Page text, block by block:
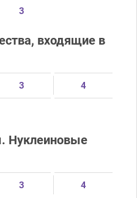
3
входящие в
3 4
Нуклеиновые
3 4